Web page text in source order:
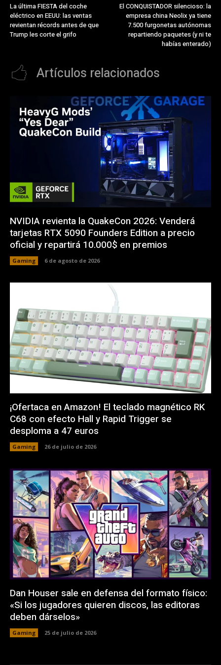
La última FIESTA del coche
eléctrico en EEUU: las ventas
revientan récords antes de que
Trump les corte el grifo
El CONQUISTADOR silencioso: la
empresa china Neolix ya tiene
7.500 furgonetas autónomas
repartiendo paquetes (y ni te
habías enterado)
Artículos relacionados
NVIDIA revienta la QuakeCon 2026: Venderá
tarjetas RTX 5090 Founders Edition a precio
oficial y repartirá 10.000$ en premios
Gaming 6 de agosto de 2026
¡Ofertaca en Amazon! El teclado magnético RK
C68 con efecto Hall y Rapid Trigger se
desploma a 47 euros
Gaming 26 de julio de 2026
Dan Houser sale en defensa del formato físico:
«Si los jugadores quieren discos, las editoras
deben dárselos»
Gaming 25 de julio de 2026